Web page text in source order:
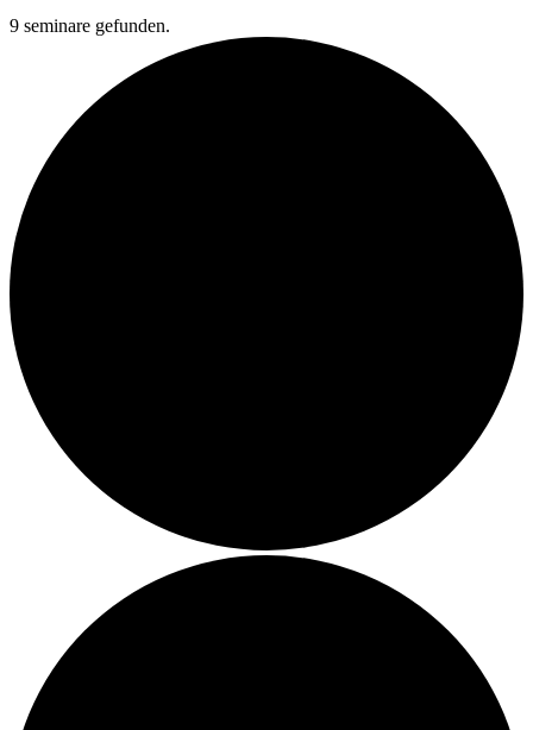
9 seminare gefunden.